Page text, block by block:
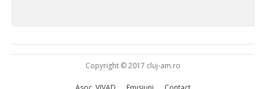
Copyright © 2017 cluj-am.ro